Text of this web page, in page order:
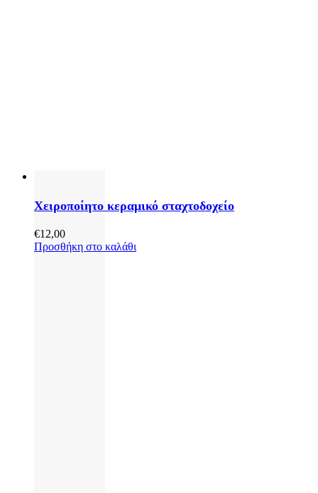
Χειροποίητο κεραμικό σταχτοδοχείο
€12,00
Προσθήκη στο καλάθι